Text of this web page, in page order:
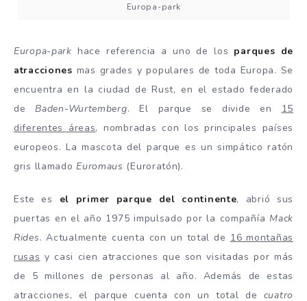
Europa-park
Europa-park hace referencia a uno de los parques de
atracciones mas grades y populares de toda Europa. Se
encuentra en la ciudad de Rust, en el estado federado
deBaden-Wurtemberg. El parque se divide en 15
diferentes áreas, nombradas con los principales países
europeos. La mascota del parque es un simpático ratón
gris llamadoEuromaus (Euroratón).
Este es el primer parque del continente, abrió sus
puertas en el año 1975 impulsado por la compañíaMack
Rides. Actualmente cuenta con un total de 16 montañas
rusas y casi cien atracciones que son visitadas por más
de 5 millones de personas al año. Además de estas
atracciones, el parque cuenta con un total de cuatro